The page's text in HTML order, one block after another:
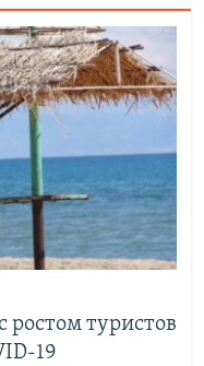
ростом туристов
19